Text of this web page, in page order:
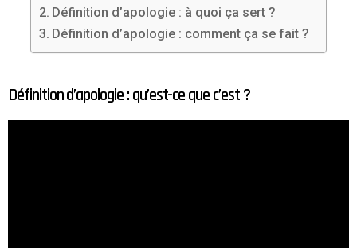
Définition d’apologie : à quoi ça sert ?
Définition d’apologie : comment ça se fait ?
Définition d’apologie : qu’est-ce que c’est ?